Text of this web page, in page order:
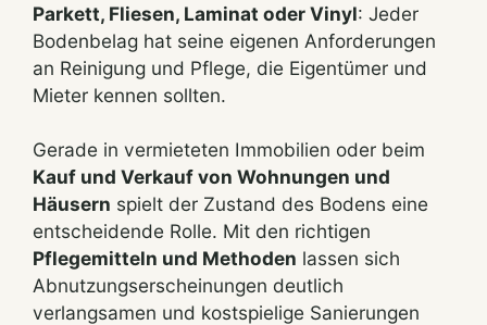
Parkett, Fliesen, Laminat oder Vinyl: Jeder
Bodenbelag hat seine eigenen Anforderungen
an Reinigung und Pflege, die Eigentümer und
Mieter kennen sollten.
Gerade in vermieteten Immobilien oder beim
Kauf und Verkauf von Wohnungen und
Häusern spielt der Zustand des Bodens eine
entscheidende Rolle. Mit den richtigen
Pflegemitteln und Methoden lassen sich
Abnutzungserscheinungen deutlich
verlangsamen und kostspielige Sanierungen